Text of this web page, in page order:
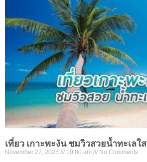
เที่ยว เกาะพะงัน ชมวิวสวยน้ำทะเลใส
November 27, 2025 10:00 am No Comments